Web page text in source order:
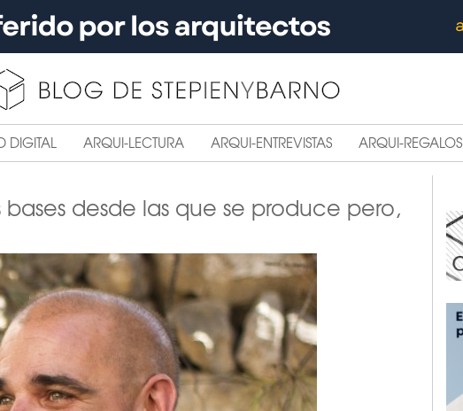
DIGITAL ARQUI-LECTURA ARQUI-ENTREVISTAS ARQUI-REGALOS
bases desde las que se produce pero,